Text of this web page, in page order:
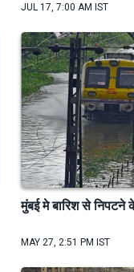
JUL 17, 7:00 AM IST
मुंबई मे बारिश से निपटने
MAY 27, 2:51 PM IST